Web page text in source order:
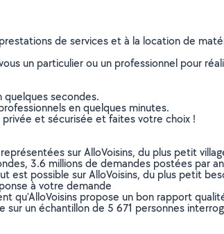
de services et à la location de
un particulier ou un professionnel pour
quelques secondes.
en quelques minutes.
privée et sécurisée et faites votre choix !
sur AlloVoisins, du plus petit
3.6 millions de demandes postées par an
possible sur AlloVoisins, du plus petit
à votre demande
qu’AlloVoisins propose un bon rapport
sur un échantillon de 5 671 personnes